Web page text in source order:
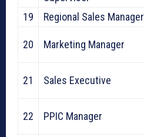
19
Regional Sales Manager
20 Marketing Manager
21 Sales Executive
22 PPIC Manager